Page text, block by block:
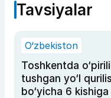
Tavsiyalar
O‘zbekiston
Toshkentda
tushgan yo‘l
bo‘yicha 6 kishiga